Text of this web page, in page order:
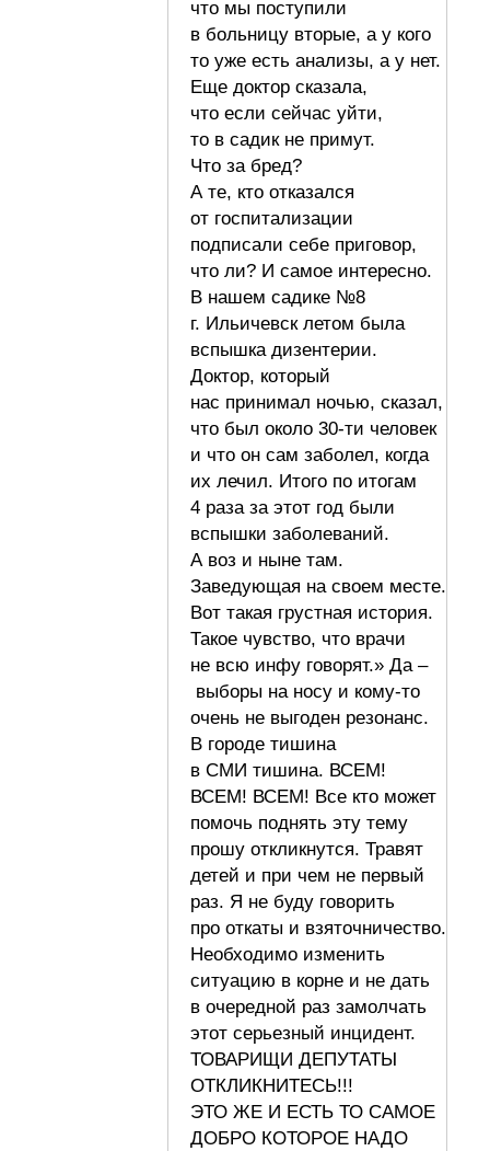
что мы поступили
в больницу вторые, а у кого
то уже есть анализы, а у нет.
Еще доктор сказала,
что если сейчас уйти,
то в садик не примут.
Что за бред?
А те, кто отказался
от госпитализации
подписали себе приговор,
что ли? И самое интересно.
В нашем садике №8
г. Ильичевск летом была
вспышка дизентерии.
Доктор, который
нас принимал ночью, сказал,
что был около 30-ти человек
и что он сам заболел, когда
их лечил. Итого по итогам
4 раза за этот год были
вспышки заболеваний.
А воз и ныне там.
Заведующая на своем месте.
Вот такая грустная история.
Такое чувство, что врачи
не всю инфу говорят.» Да –
выборы на носу и кому-то
очень не выгоден резонанс.
В городе тишина
в СМИ тишина. ВСЕМ!
ВСЕМ! ВСЕМ! Все кто может
помочь поднять эту тему
прошу откликнутся. Травят
детей и при чем не первый
раз. Я не буду говорить
про откаты и взяточничество.
Необходимо изменить
ситуацию в корне и не дать
в очередной раз замолчать
этот серьезный инцидент.
ТОВАРИЩИ ДЕПУТАТЫ
ОТКЛИКНИТЕСЬ!!!
ЭТО ЖЕ И ЕСТЬ ТО САМОЕ
ДОБРО КОТОРОЕ НАДО